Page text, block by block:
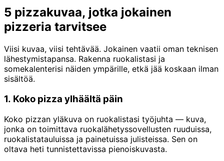
5 pizzakuvaa, jotka jokainen
pizzeria tarvitsee
Viisi kuvaa, viisi tehtävää. Jokainen vaatii oman teknisen
lähestymistapansa. Rakenna ruokalistasi ja
somekalenterisi näiden ympärille, etkä jää koskaan ilman
sisältöä.
1. Koko pizza ylhäältä päin
Koko pizzan yläkuva on ruokalistasi työjuhta — kuva,
jonka on toimittava ruokalähetyssovellusten ruuduissa,
ruokalistatauluissa ja painetuissa julisteissa. Sen on
oltava heti tunnistettavissa pienoiskuvasta.